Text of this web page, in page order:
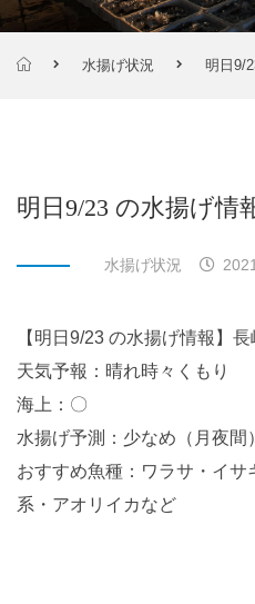
水揚げ状況 明日9/
明日9/23 の水揚げ情
水揚げ状況
【明日9/23 の水揚げ情報】
天気予報：晴れ時々くもり
海上：〇
水揚げ予測：少なめ（月夜
おすすめ魚種：ワラサ・イサ
系・アオリイカなど